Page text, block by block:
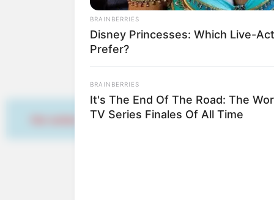
Insel
Die
der
Mit ihren
Abfluss
Wer gern
BRAINBERRIES
Disney Princesses: Which Live-
Prefer?
BRAINBERRIES
It's The End Of The Road: The
TV Series Finales Of All Time